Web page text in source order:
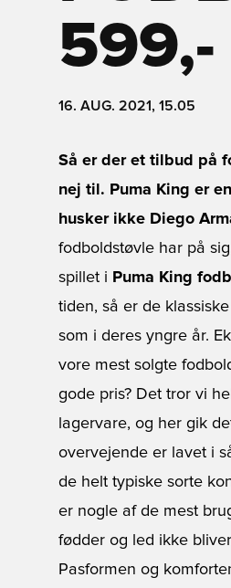
599,-
16. AUG. 2021, 15.05
Så er der et tilbud på
nej til. Puma King er
husker ikke Diego
fodboldstøvle har på
spillet i Puma King
tiden, så er de
som i deres yngre år.
vore mest solgte
gode pris? Det tror vi
lagervare, og her gik
overvejende er lavet i
de helt typiske sorte
er nogle af de mest
fødder og led ikke
Pasformen og